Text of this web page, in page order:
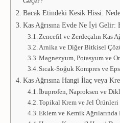
Bacak Etindeki Kesik Hissi:
Kas Ağrısına Evde Ne İyi
Zencefil ve Zerdeçalın Kas
Arnika ve Diğer Bitkisel
Magnezyum, Potasyum ve
Sıcak-Soğuk Kompres ve
Kas Ağrısına Hangi İlaç veya
İbuprofen, Naproksen ve
Topikal Krem ve Jel Ürünleri
Eklem ve Kemik